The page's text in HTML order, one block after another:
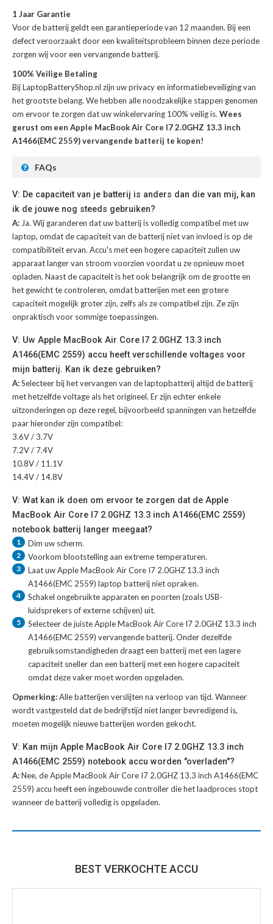
1 Jaar Garantie
Voor debatterij geldt een garantieperiode van 12 maanden. Bij een
defect veroorzaakt door een kwaliteitsprobleem binnen deze periode
zorgen wij voor een vervangende batterij.
100% Veilige Betaling
Bij LaptopBatteryShop.nl zijn uw privacy en informatiebeveiliging van
het grootste belang. We hebben alle noodzakelijke stappen genomen
om ervoor te zorgen dat uw winkelervaring 100% veilig is. Wees
gerust om een Apple MacBook Air Core I7 2.0GHZ 13.3 inch
A1466(EMC 2559) vervangende batterij te kopen!
FAQs
V: De capaciteit van je batterij is anders dan die van mij, kan
ik de jouwe nog steeds gebruiken?
A: Ja. Wij garanderen dat uw batterij is volledig compatibel met uw
laptop, omdat de capaciteit van de batterij niet van invloed is op de
compatibiliteit ervan. Accu's met een hogere capaciteit zullen uw
apparaat langer van stroom voorzien voordat u ze opnieuw moet
opladen. Naast de capaciteit is het ook belangrijk om de grootte en
het gewicht te controleren, omdat batterijen met een grotere
capaciteit mogelijk groter zijn, zelfs als ze compatibel zijn. Ze zijn
onpraktisch voor sommige toepassingen.
V: Uw Apple MacBook Air Core I7 2.0GHZ 13.3 inch
A1466(EMC 2559) accu heeft verschillende voltages voor
mijn batterij. Kan ik deze gebruiken?
A:Selecteer bij het vervangen van de laptopbatterij altijd de batterij
met hetzelfde voltage als het origineel. Er zijn echter enkele
uitzonderingen op deze regel, bijvoorbeeld spanningen van hetzelfde
paar hieronder zijn compatibel:
3.6V / 3.7V
7.2V / 7.4V
10.8V / 11.1V
14.4V / 14.8V
V: Wat kan ik doen om ervoor te zorgen dat de Apple
MacBook Air Core I7 2.0GHZ 13.3 inch A1466(EMC 2559)
notebook batterij langer meegaat?
1 Dim uw scherm.
2 Voorkom blootstelling aan extreme temperaturen.
3 Laat uwApple MacBook Air Core I7 2.0GHZ 13.3 inch
A1466(EMC 2559) laptop batterijniet opraken.
4
Schakel ongebruikte apparaten en poorten (zoals USB-
luidsprekers of externe schijven) uit.
5 Selecteer de juisteApple MacBook Air Core I7 2.0GHZ 13.3 inch
A1466(EMC 2559) vervangende batterij. Onder dezelfde
gebruiksomstandigheden draagt een batterij met een lagere
capaciteit sneller dan een batterij met een hogere capaciteit
omdat deze vaker moet worden opgeladen.
Opmerking:Alle batterijen verslijten na verloop van tijd. Wanneer
wordt vastgesteld dat de bedrijfstijd niet langer bevredigend is,
moeten mogelijk nieuwe batterijen worden gekocht.
V: Kan mijn Apple MacBook Air Core I7 2.0GHZ 13.3 inch
A1466(EMC 2559) notebook accu worden "overladen"?
A:Nee, de Apple MacBook Air Core I7 2.0GHZ 13.3 inch A1466(EMC
2559) accu heeft een ingebouwde controller die het laadproces stopt
wanneer de batterij volledig is opgeladen.
BEST VERKOCHTE ACCU